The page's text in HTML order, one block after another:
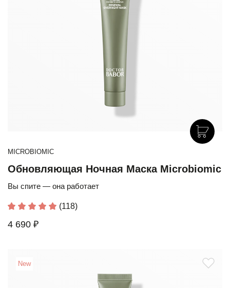
MICROBIOMIC
Обновляющая Ночная Маска Microbiomic
Вы спите — она работает
(118)
4 690 ₽
New